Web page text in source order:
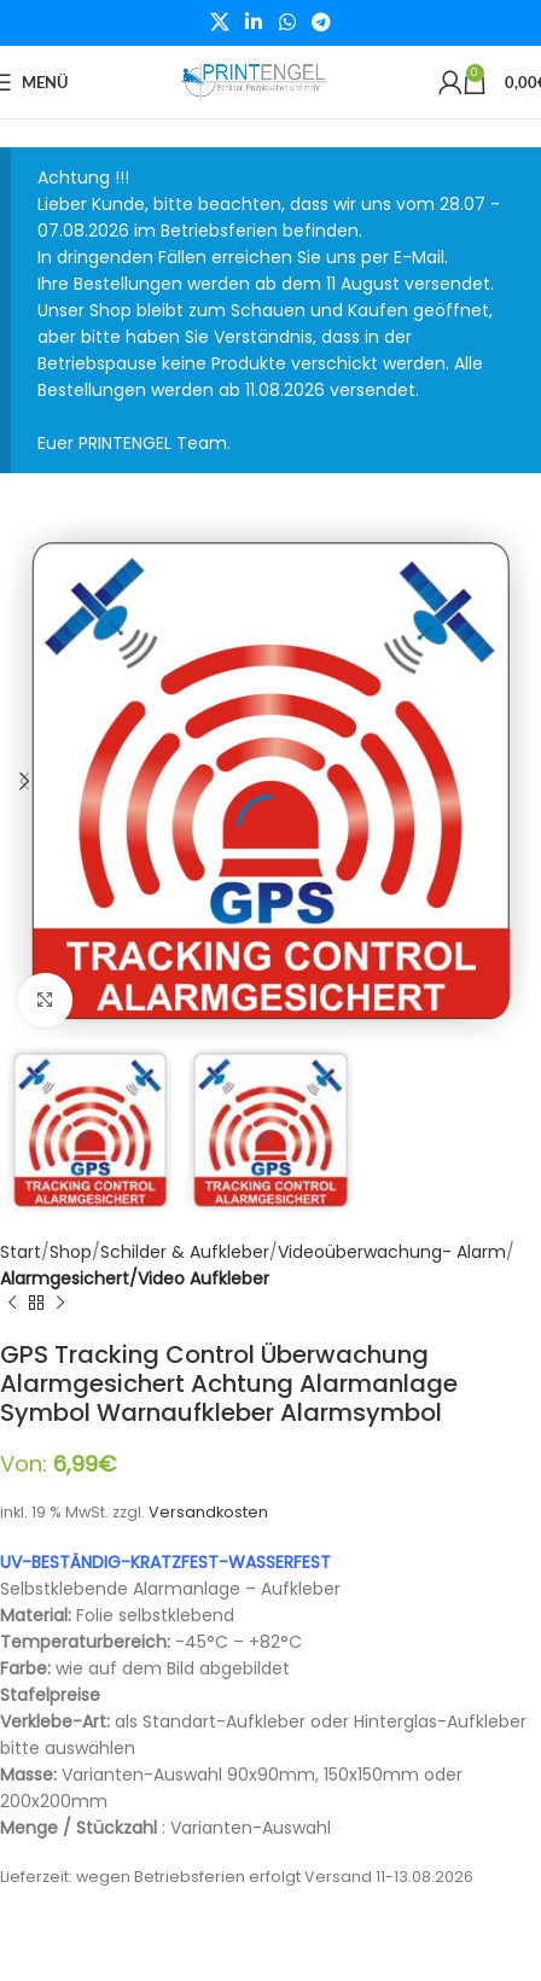
MENÜ 0 0,00
Achtung !!!
Lieber Kunde, bitte beachten, dass wir uns vom 28.07 -
07.08.2026 im Betriebsferien befinden.
In dringenden Fällen erreichen Sie uns per E-Mail.
Ihre Bestellungen werden ab dem 11 August versendet.
Unser Shop bleibt zum Schauen und Kaufen geöffnet,
aber bitte haben Sie Verständnis, dass in der
Betriebspause keine Produkte verschickt werden. Alle
Bestellungen werden ab 11.08.2026 versendet.
Euer PRINTENGEL Team.
Klicken zum Vergrößern
Start Shop Schilder & Aufkleber Videoüberwachung- Alarm
Alarmgesichert/Video Aufkleber
GPS Tracking Control Überwachung
Alarmgesichert Achtung Alarmanlage
Symbol Warnaufkleber Alarmsymbol
Von: 6,99€
inkl. 19 % MwSt. zzgl. Versandkosten
UV-BESTÄNDIG-KRATZFEST-WASSERFEST
Selbstklebende Alarmanlage – Aufkleber
Material: Folie selbstklebend
Temperaturbereich: -45°C – +82°C
Farbe: wie auf dem Bild abgebildet
Stafelpreise
Verklebe-Art: als Standart-Aufkleber oder Hinterglas-Aufkleber
bitte auswählen
Masse: Varianten-Auswahl 90x90mm, 150x150mm oder
200x200mm
Menge / Stückzahl : Varianten-Auswahl
Lieferzeit: wegen Betriebsferien erfolgt Versand 11-13.08.2026